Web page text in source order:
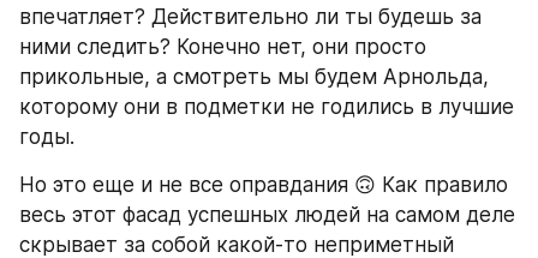
впечатляет? Действительно ли ты будешь за
ними следить? Конечно нет, они просто
прикольные, а смотреть мы будем Арнольда,
которому они в подметки не годились в лучшие
годы.
Но это еще и не все оправдания 🙃 Как правило
весь этот фасад успешных людей на самом деле
скрывает за собой какой-то неприметный